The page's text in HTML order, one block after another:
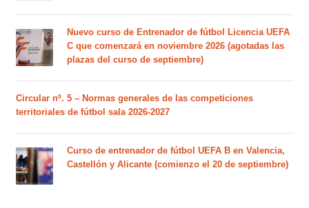
Nuevo curso de Entrenador de fútbol Licencia UEFA
C que comenzará en noviembre 2026 (agotadas las
plazas del curso de septiembre)
Circular nº. 5 – Normas generales de las competiciones
territoriales de fútbol sala 2026-2027
Curso de entrenador de fútbol UEFA B en Valencia,
Castellón y Alicante (comienzo el 20 de septiembre)